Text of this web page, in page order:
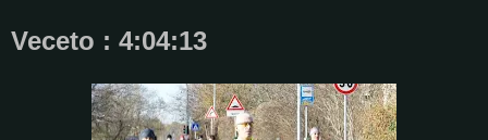
Veceto : 4:04:13